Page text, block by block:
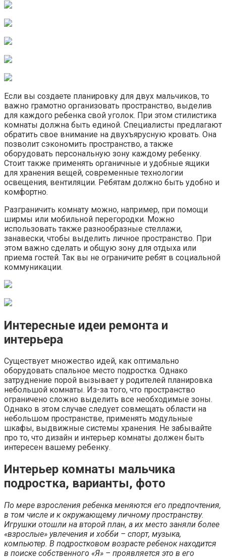
Если вы создаете планировку для двух мальчиков, то
важно грамотно организовать пространство, выделив
для каждого ребенка свой уголок. При этом стилистика
комнаты должна быть единой. Специалисты предлагают
обратить свое внимание на двухъярусную кровать. Она
позволит сэкономить пространство, а также
оборудовать персональную зону каждому ребенку.
Стоит также применять органичные и удобные ящики
для хранения вещей, современные технологии
освещения, вентиляции. Ребятам должно быть удобно и
комфортно.
Разграничить комнату можно, например, при помощи
ширмы или мобильной перегородки. Можно
использовать также разнообразные стеллажи,
занавески, чтобы выделить личное пространство. При
этом важно сделать и общую зону для отдыха или
приема гостей. Так вы не ограничите ребят в социальной
коммуникации.
Интересные идеи ремонта и
интерьера
Существует множество идей, как оптимально
оборудовать спальное место подростка. Однако
затруднение порой вызывает у родителей планировка
небольшой комнаты. Из-за того, что пространство
ограничено сложно выделить все необходимые зоны.
Однако в этом случае следует совмещать области на
небольшом пространстве, применять модульные
шкафы, выдвижные системы хранения. Не забывайте
про то, что дизайн и интерьер комнаты должен быть
интересен вашему ребенку.
Интерьер комнаты мальчика
подростка, варианты, фото
По мере взросления ребенка меняются его предпочтения,
в том числе и к окружающему личному пространству.
Игрушки отошли на второй план, а их место заняли более
«взрослые» увлечения и хобби – спорт, музыка,
компьютер. В подростковом возрасте ребенок находится
в поиске собственного «Я» – проявляется это в его